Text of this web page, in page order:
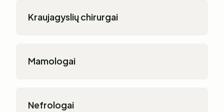
Kraujagyslių chirurgai
Mamologai
Nefrologai